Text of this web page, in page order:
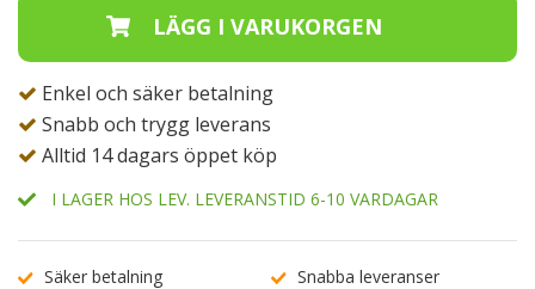
Enkel och säker betalning
Snabb och trygg leverans
Alltid 14 dagars öppet köp
I LAGER HOS LEV. LEVERANSTID 6-10 VARDAGAR
Säker betalning
Snabba leveranser